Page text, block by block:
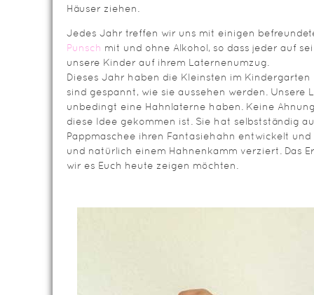
Häuser ziehen.
Jedes Jahr treffen wir uns mit einigen
Punsch mit und ohne Alkohol, so dass jeder auf
unsere Kinder auf ihrem Laternenumzug.
Dieses Jahr haben die Kleinsten im
sind gespannt, wie sie aussehen werden. Unsere
unbedingt eine Hahnlaterne haben. Keine
diese Idee gekommen ist. Sie hat selbstständig
Pappmaschee ihren Fantasiehahn entwickelt
und natürlich einem Hahnenkamm verziert. Das
wir es Euch heute zeigen möchten.